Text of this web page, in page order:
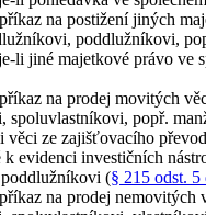
na postižení jiných
poddlužníkovi,
li jiné majetkové právo ve
na prodej movitých
spoluvlastníkovi, popř.
věci ze zajišťovacího
k evidenci investičních
(§ 215 odst. 5
na prodej nemovitých